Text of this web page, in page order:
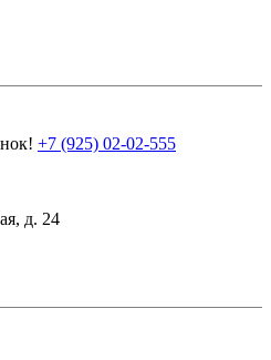
+7 (925) 02-02-555
д. 24